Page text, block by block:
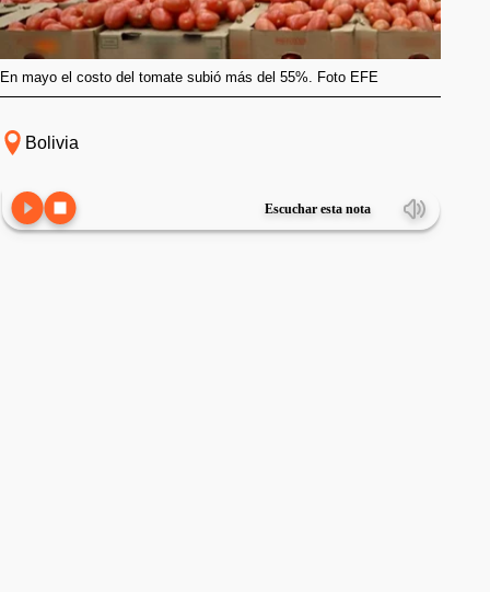
En mayo el costo del tomate subió más del 55%. Foto EFE
Bolivia
Escuchar esta nota